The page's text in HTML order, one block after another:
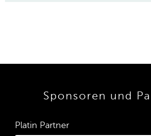
Sponsoren und
Platin Partner